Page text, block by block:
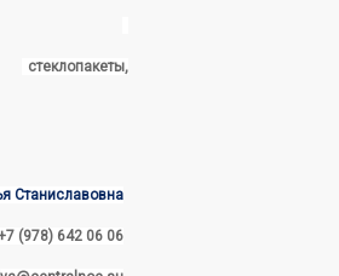
стеклопакеты,
Станиславовна
(978) 642 06 06